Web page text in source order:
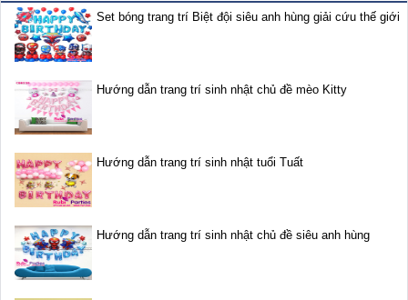
Set bóng trang trí Biệt đội siêu anh hùng giải cứu thế giới
Hướng dẫn trang trí sinh nhật chủ đề mèo Kitty
Hướng dẫn trang trí sinh nhật tuổi Tuất
Hướng dẫn trang trí sinh nhật chủ đề siêu anh hùng